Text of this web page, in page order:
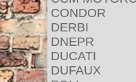
CONDOR
DERBI
DNEPR
DUCATI
DUFAUX